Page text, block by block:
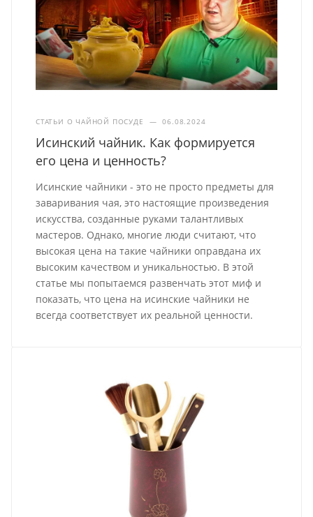
СТАТЬИ О ЧАЙНОЙ ПОСУДЕ — 06.08.2024
Исинский чайник. Как формируется
его цена и ценность?
Исинские чайники - это не просто предметы для
заваривания чая, это настоящие произведения
искусства, созданные руками талантливых
мастеров. Однако, многие люди считают, что
высокая цена на такие чайники оправдана их
высоким качеством и уникальностью. В этой
статье мы попытаемся развенчать этот миф и
показать, что цена на исинские чайники не
всегда соответствует их реальной ценности.